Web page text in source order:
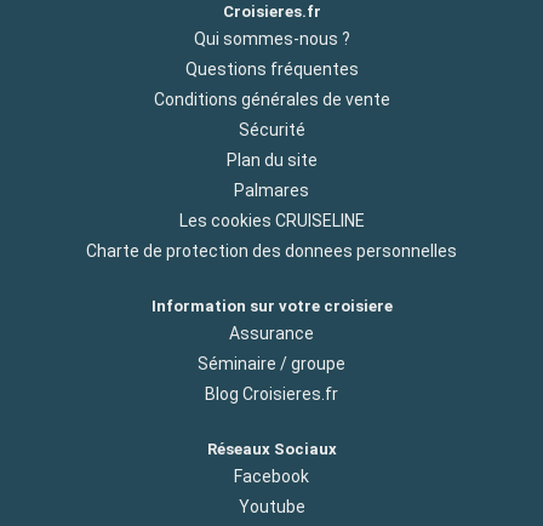
Croisieres.fr
Qui sommes-nous ?
Questions fréquentes
Conditions générales de vente
Sécurité
Plan du site
Palmares
Les cookies CRUISELINE
Charte de protection des donnees personnelles
Information sur votre croisiere
Assurance
Séminaire / groupe
Blog Croisieres.fr
Réseaux Sociaux
Facebook
Youtube